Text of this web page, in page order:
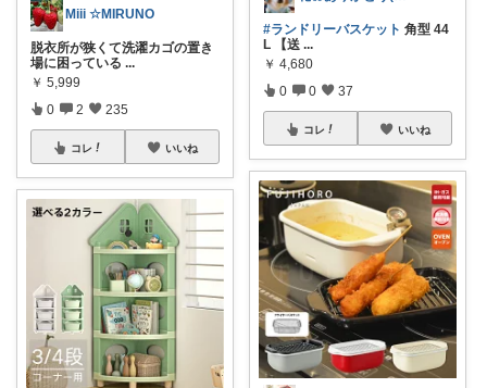
Miii ☆MIRUNO
脱衣所が狭くて洗濯カゴの置き
場に困っている ...
￥ 5,999
0 2 235
コレ いいね
#ランドリーバスケット 角型 44
L 【送 ...
￥ 4,680
0 0 37
コレ いいね